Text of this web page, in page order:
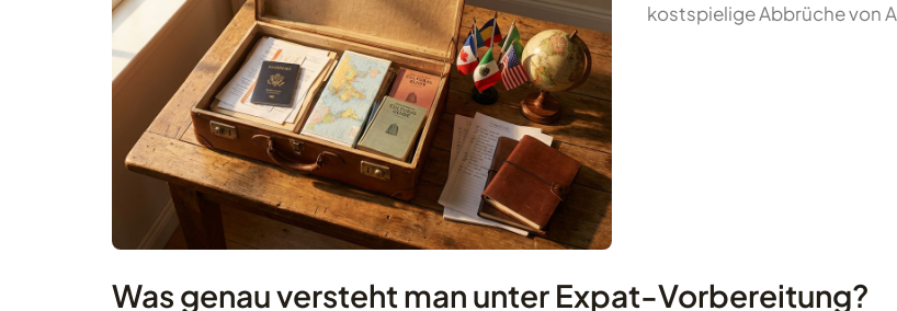
kostspielige Abbrüche von
Was genau versteht man unter Expat-Vorbereitung?